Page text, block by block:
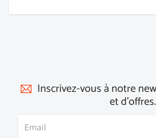
Inscrivez-vous à notre
et d'offres.